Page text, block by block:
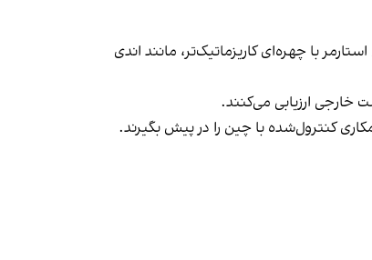
با چهره‌ای کاریزماتیک‌تر، مانند اندی
خارجی ارزیابی می‌کنند.
کنترول‌شده با چین را در پیش بگیرند.